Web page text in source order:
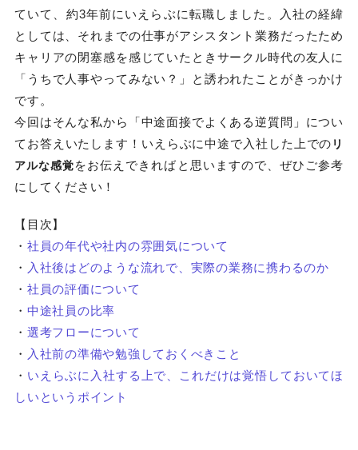
ていて、約3年前にいえらぶに転職しました。入社の経緯
としては、それまでの仕事がアシスタント業務だったため
キャリアの閉塞感を感じていたときサークル時代の友人に
「うちで人事やってみない？」と誘われたことがきっかけ
です。
今回はそんな私から「中途面接でよくある逆質問」につい
てお答えいたします！いえらぶに中途で入社した上での リ
アルな感覚をお伝えできればと思いますので、ぜひご参考
にしてください！
【目次】
・ 社員の年代や社内の雰囲気について
・ 入社後はどのような流れで、実際の業務に携わるのか
・ 社員の評価について
・ 中途社員の比率
・ 選考フローについて
・ 入社前の準備や勉強しておくべきこと
・ いえらぶに入社する上で、これだけは覚悟しておいてほ
しいというポイント